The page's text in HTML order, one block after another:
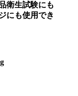
衛生試験にも
にも使用でき